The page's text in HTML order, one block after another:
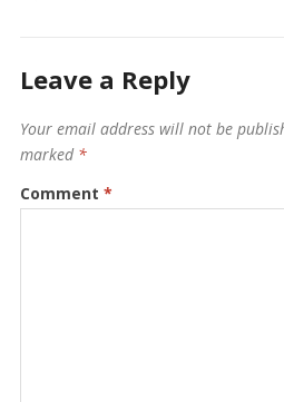
Leave a Reply
Your email address will not be
marked *
Comment *